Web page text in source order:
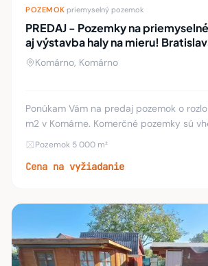
POZEMOK priemyselný pozemok
PREDAJ - Pozemky na
aj výstavba haly na mieru!
Komárno
Komárno, Komárno
Ponúkam Vám na predaj pozemok o rozlohe
m2 v Komárne. Komerčné pozemky sú
priemyselné účely, skladovacie účely. Popis možnej haly:
Pozemok 5 000 m²
Cena na vyžiadanie